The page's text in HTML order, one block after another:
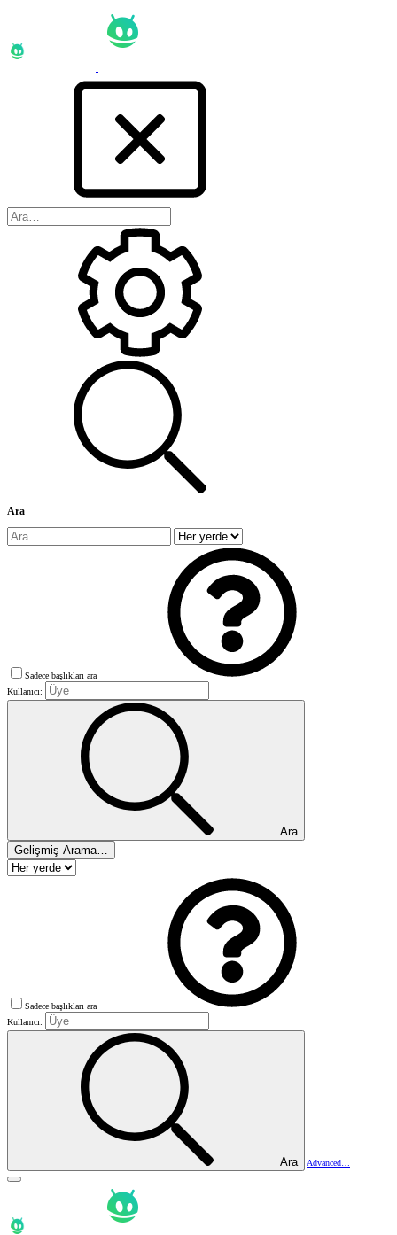
Ara
Sadece başlıkları ara
Kullanıcı:
Ara
Gelişmiş Arama…
Sadece başlıkları ara
Kullanıcı:
Ara Advanced…